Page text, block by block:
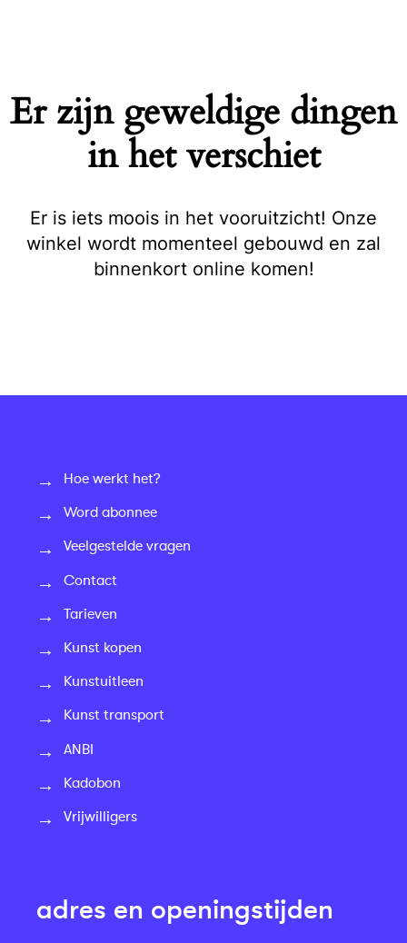
Er zijn geweldige dingen
in het verschiet
Er is iets moois in het vooruitzicht! Onze
winkel wordt momenteel gebouwd en zal
binnenkort online komen!
Hoe werkt het?
Word abonnee
Veelgestelde vragen
Contact
Tarieven
Kunst kopen
Kunstuitleen
Kunst transport
ANBI
Kadobon
Vrijwilligers
adres en openingstijden